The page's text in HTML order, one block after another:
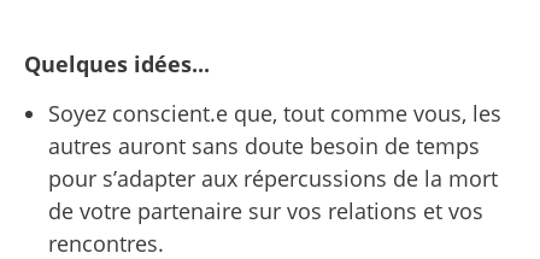
Quelques idées...
Soyez conscient.e que, tout comme vous, les
autres auront sans doute besoin de temps
pour s’adapter aux répercussions de la mort
de votre partenaire sur vos relations et vos
rencontres.